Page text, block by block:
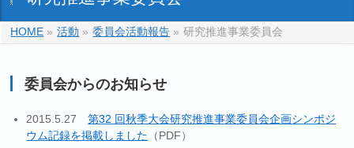
HOME » 活動 » 委員会活動報告 » 研究推進事業委員会
委員会からのお知らせ
2015.5.27第32 回秋季大会研究推進事業委員会企画シンポジ
ウム記録を掲載しました （PDF）